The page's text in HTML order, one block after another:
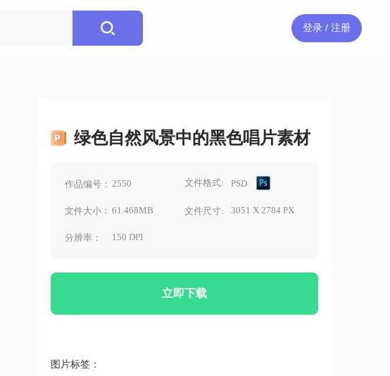
登录 / 注册
绿色自然风景中的黑色唱片素材
作品编号： 2550 文件格式: PSD
文件大小： 61.468MB 文件尺寸: 3051 X 2784 PX
分辨率： 150 DPI
立即下载
图片标签：